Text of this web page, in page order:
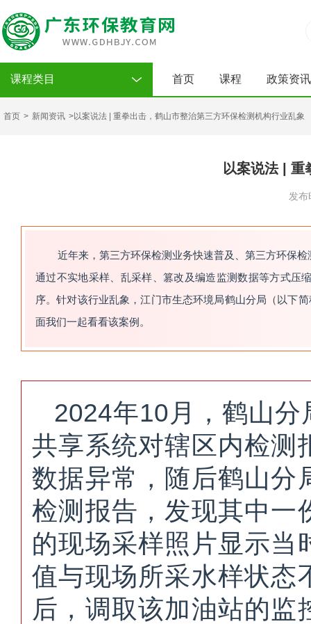
课程类目 首页 课程 政策资讯
首页 > 新闻资讯 >以案说法 | 重拳出击，鹤山市整治第三方环保检测机构行业乱象
以案说法 | 重
发
近年来，第三方环保检测业务快速普及、第三方环保
通过不实地采样、乱采样、篡改及编造监测数据等方式压
序。针对该行业乱象，江门市生态环境局鹤山分局（以下
面我们一起看看该案例。
2024年10月，鹤山
共享系统对辖区内检测
数据异常，随后鹤山分
检测报告，发现其中一
的现场采样照片显示当
值与现场所采水样状态
后，调取该加油站的